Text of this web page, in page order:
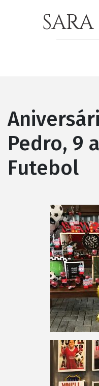
Pedro, 9
Futebol